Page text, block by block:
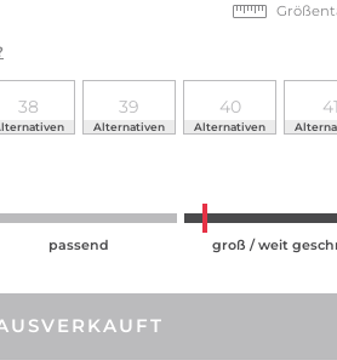
38 39
Alternativen
40
Alternativen
41
passend groß / weit